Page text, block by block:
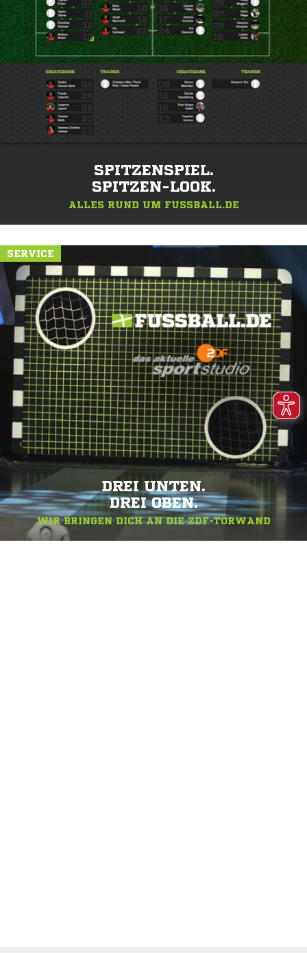
SPITZENSPIEL.
SPITZEN-LOOK.
ALLES RUND UM FUSSBALL.DE
SERVICE
DREI UNTEN.
DREI OBEN.
WIR BRINGEN DICH AN DIE ZDF-TORWAND